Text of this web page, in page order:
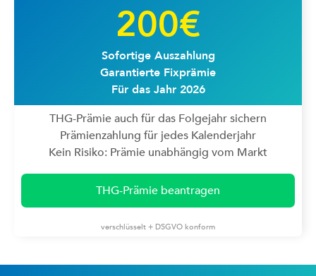
200€
Sofortige Auszahlung
Garantierte Fixprämie
Für das Jahr 2026
THG-Prämie auch für das Folgejahr sichern
Prämienzahlung für jedes Kalenderjahr
Kein Risiko: Prämie unabhängig vom Markt
THG-Prämie beantragen
verschlüsselt + DSGVO konform